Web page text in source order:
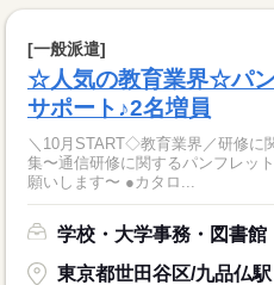
[一般派遣]
☆人気の教育業界☆パ
サポート♪2名増員
＼10月START◇教育業界／研修に
集〜通信研修に関するパンフレッ
願いします〜 ●カタロ...
学校・大学事務・図書館
東京都世田谷区/九品仏駅